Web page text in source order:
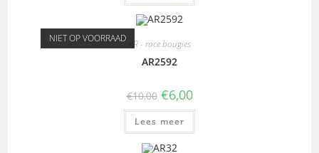
NIET OP VOORRAAD AR - race bougies
AR2592
€10,00 €6,00
Lees meer